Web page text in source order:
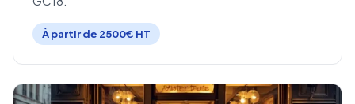
À partir de 2500€ HT